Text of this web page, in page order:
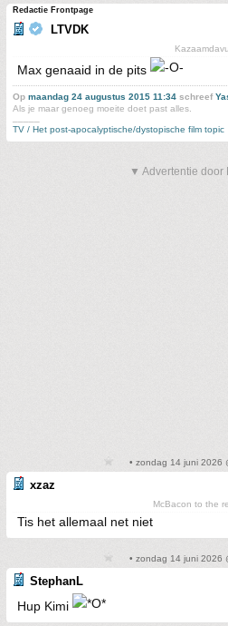
Redactie Frontpage
LTVDK
Kazaamdavu
Max genaaid in de pits
Op maandag 24 augustus 2015 11:34 schreef
Als je maar genoeg moeite doet past alles.
TV / Het post-apocalyptische/dystopische film topic
▼ Advertentie door
• zondag 14 juni 2026
xzaz
McBacon to the
Tis het allemaal net niet
• zondag 14 juni 2026
StephanL
Hup Kimi